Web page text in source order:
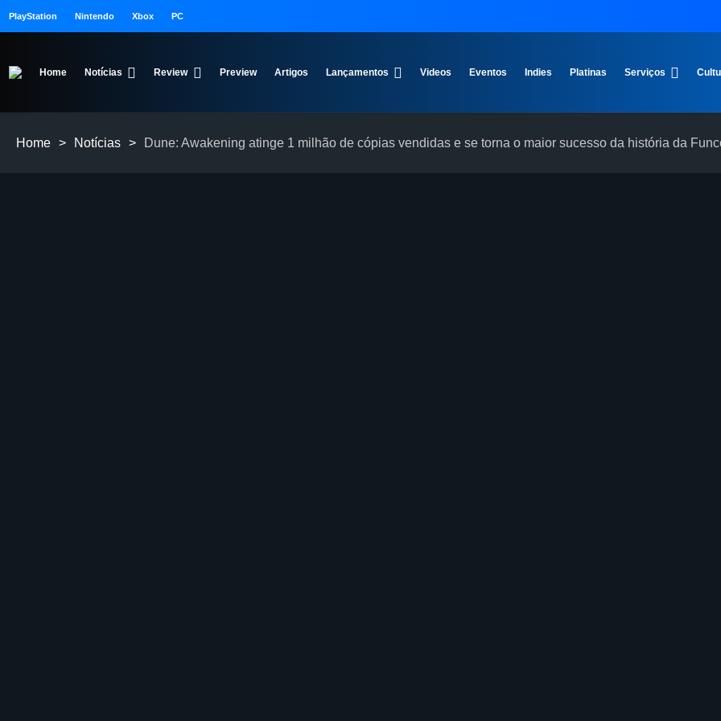
PlayStation Nintendo Xbox PC
Home Notícias Review Preview Artigos Lançamentos Videos Eventos Indies Platinas Serviços
Home > Notícias > Dune: Awakening atinge 1 milhão de cópias vendidas e se torna o maior sucesso da história da